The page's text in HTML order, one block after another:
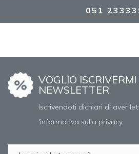
051
VOGLIO
NEWSLETTER
Iscrivendoti dichiari di aver
'informativa sulla privacy